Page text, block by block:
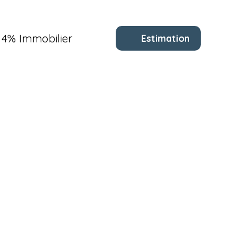
4% Immobilier Estimation